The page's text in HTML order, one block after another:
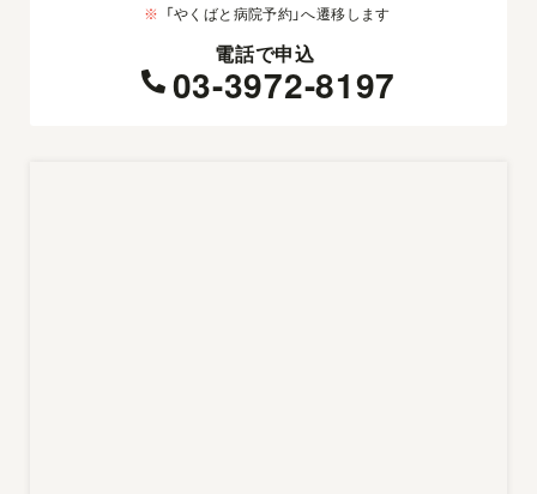
※ 「やくばと病院予約」へ遷移します
電話で申込
03-3972-8197